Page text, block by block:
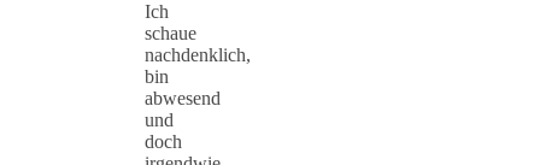
Ich
schaue
nachdenklich,
bin
abwesend
und
doch